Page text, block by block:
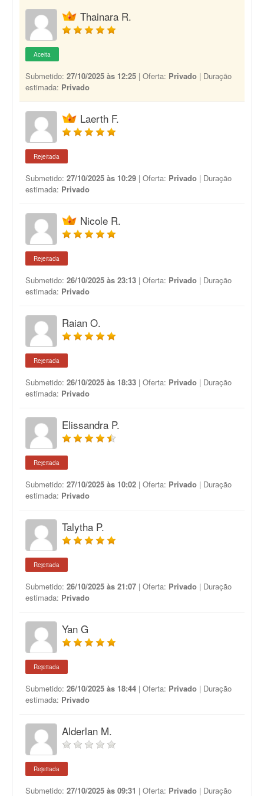
Thainara R.
Aceita
Submetido: 27/10/2025 às 12:25 | Oferta: Privado | Duração
estimada: Privado
Laerth F.
Rejeitada
Submetido: 27/10/2025 às 10:29 | Oferta: Privado | Duração
estimada: Privado
Nicole R.
Rejeitada
Submetido: 26/10/2025 às 23:13 | Oferta: Privado | Duração
estimada: Privado
Raian O.
Rejeitada
Submetido: 26/10/2025 às 18:33 | Oferta: Privado | Duração
estimada: Privado
Elissandra P.
Rejeitada
Submetido: 27/10/2025 às 10:02 | Oferta: Privado | Duração
estimada: Privado
Talytha P.
Rejeitada
Submetido: 26/10/2025 às 21:07 | Oferta: Privado | Duração
estimada: Privado
Yan G
Rejeitada
Submetido: 26/10/2025 às 18:44 | Oferta: Privado | Duração
estimada: Privado
Alderlan M.
Rejeitada
Submetido: 27/10/2025 às 09:31 | Oferta: Privado | Duração